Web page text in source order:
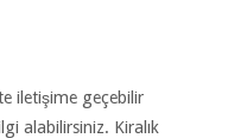
iletişime geçebilir
alabilirsiniz. Kiralık